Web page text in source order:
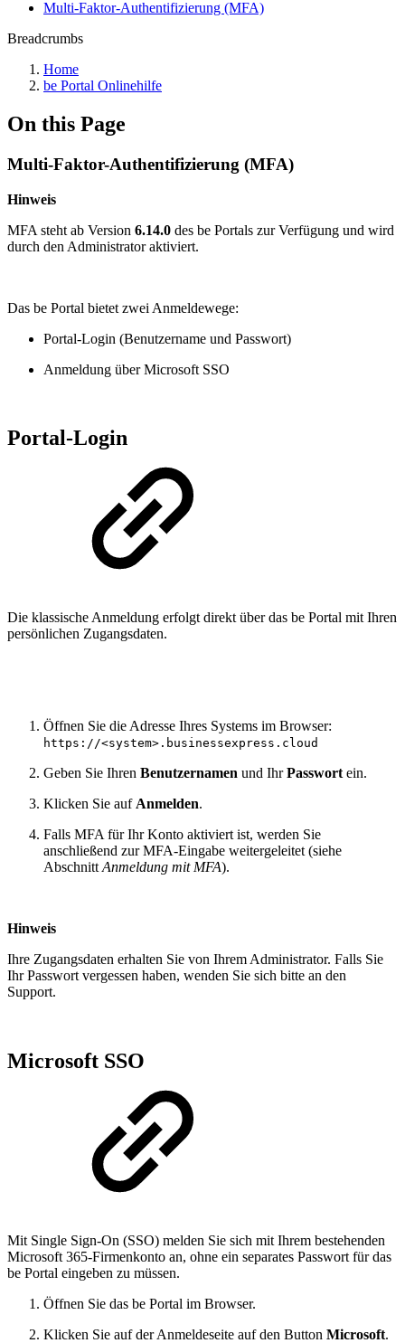
Multi-Faktor-Authentifizierung (MFA)
Breadcrumbs
Home
be Portal Onlinehilfe
On this Page
Multi-Faktor-Authentifizierung (MFA)
Hinweis
MFA steht ab Version 6.14.0 des be Portals zur Verfügung und wird
durch den Administrator aktiviert.
Das be Portal bietet zwei Anmeldewege:
Portal-Login (Benutzername und Passwort)
Anmeldung über Microsoft SSO
Portal-Login
Die klassische Anmeldung erfolgt direkt über das be Portal mit Ihren
persönlichen Zugangsdaten.
Öffnen Sie die Adresse Ihres Systems im Browser:
https://<system>.businessexpress.cloud
Geben Sie Ihren Benutzernamen und IhrPasswort ein.
Klicken Sie auf Anmelden.
Falls MFA für Ihr Konto aktiviert ist, werden Sie
anschließend zur MFA-Eingabe weitergeleitet (siehe
Abschnitt Anmeldung mit MFA).
Hinweis
Ihre Zugangsdaten erhalten Sie von Ihrem Administrator. Falls Sie
Ihr Passwort vergessen haben, wenden Sie sich bitte an den
Support.
Microsoft SSO
Mit Single Sign-On (SSO) melden Sie sich mit Ihrem bestehenden
Microsoft 365-Firmenkonto an, ohne ein separates Passwort für das
be Portal eingeben zu müssen.
Öffnen Sie das be Portal im Browser.
Klicken Sie auf der Anmeldeseite auf den Button Microsoft.